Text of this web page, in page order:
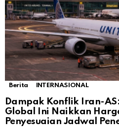
Berita INTERNASIONAL
Dampak Konflik Iran-
Global Ini Naikkan
Penyesuaian Jadwal